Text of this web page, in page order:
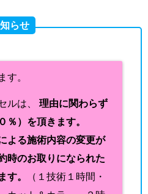
らせ
す。
ルは、 理由に関わらず
％）を頂きます。
よる施術内容の変更が
時のお取りになられた
す。
（１技術１時間・